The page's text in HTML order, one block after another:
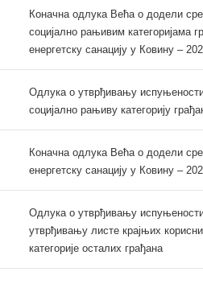
Коначна одлука Већа о додели
социјално рањивим категоријама
енергетску санацију у Ковину –
Одлука о утврђивању
социјално рањиву категорију
Коначна одлука Већа о додели
енергетску санацију у Ковину –
Одлука о утврђивању
утврђивању листе крајњих
категорије осталих грађана